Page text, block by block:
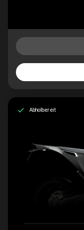
Abholbereit